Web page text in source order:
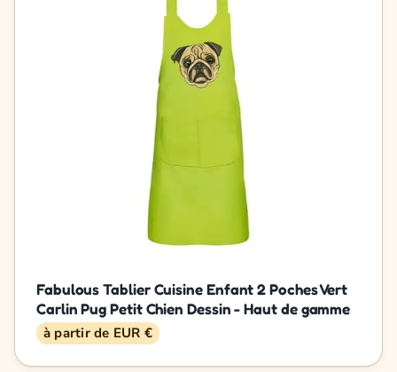
Fabulous Tablier Cuisine Enfant 2 Poches Vert
Carlin Pug Petit Chien Dessin - Haut de gamme
à partir de EUR €